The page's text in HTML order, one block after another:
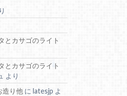
とカサゴのライト
とカサゴのライト
より
造り他 にlatesjp よ